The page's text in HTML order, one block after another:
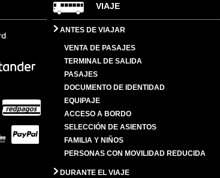
VIAJE
ANTES DE VIAJAR
VENTA DE PASAJES
TERMINAL DE SALIDA
PASAJES
DOCUMENTO DE IDENTIDAD
EQUIPAJE
ACCESO A BORDO
SELECCIÓN DE ASIENTOS
FAMILIA Y NIÑOS
PERSONAS CON MOVILIDAD REDUCIDA
DURANTE EL VIAJE